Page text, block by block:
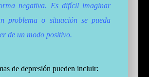
negativa. Es difícil imaginar
problema o situación se pueda
de un modo positivo.
de depresión pueden incluir: